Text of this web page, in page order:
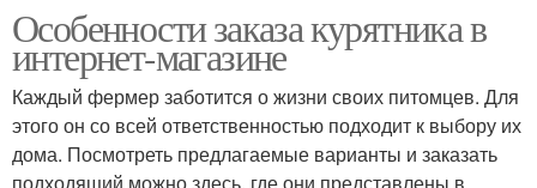
Особенности заказа курятника в
интернет-магазине
Каждый фермер заботится о жизни своих питомцев. Для
этого он со всей ответственностью подходит к выбору их
дома. Посмотреть предлагаемые варианты и заказать